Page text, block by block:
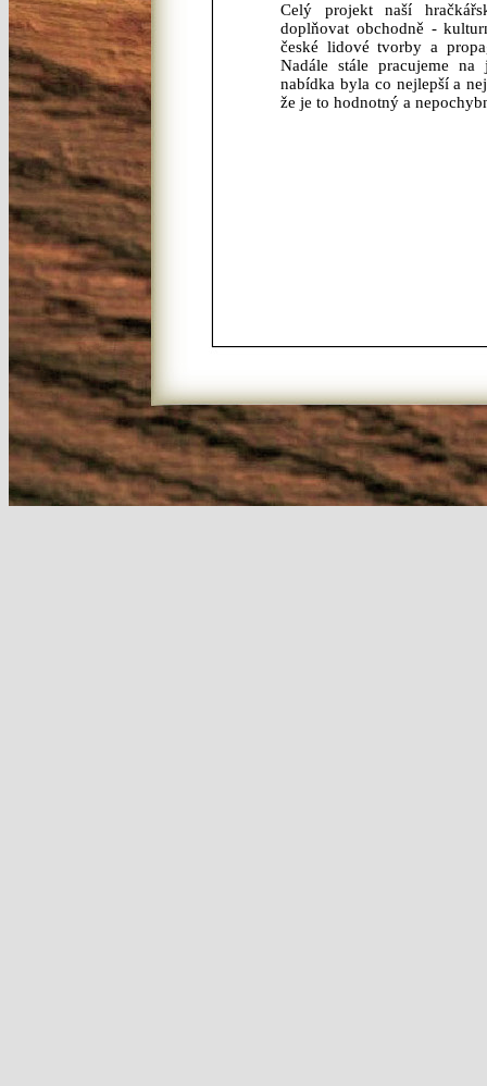
Celý projekt naší
doplňovat obchodně -
české lidové tvorby a
Nadále stále pracujeme na
nabídka byla co nejlepší a
že je to hodnotný a